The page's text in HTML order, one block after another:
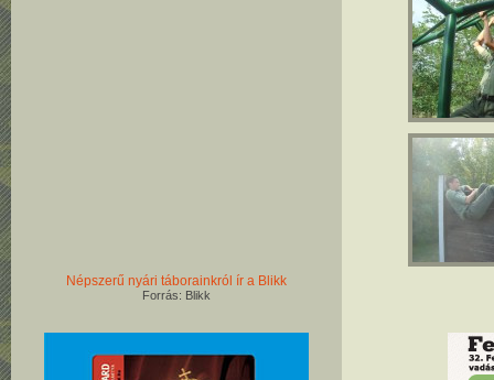
Népszerű nyári táborainkról ír a Blikk
Forrás: Blikk